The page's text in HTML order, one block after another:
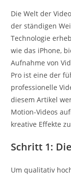
Die Welt der
der ständigen
Technologie
wie das iPhone,
Aufnahme von
Pro ist eine der
professionelle
diesem Artikel
Motion-Videos
kreative Effekte
Schritt 1:
Um qualitativ